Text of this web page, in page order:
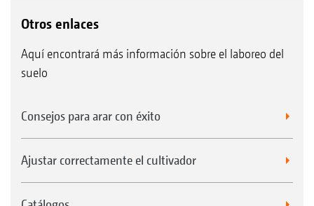
Otros enlaces
Aquí encontrará más información sobre el laboreo del
suelo
Consejos para arar con éxito
Ajustar correctamente el cultivador